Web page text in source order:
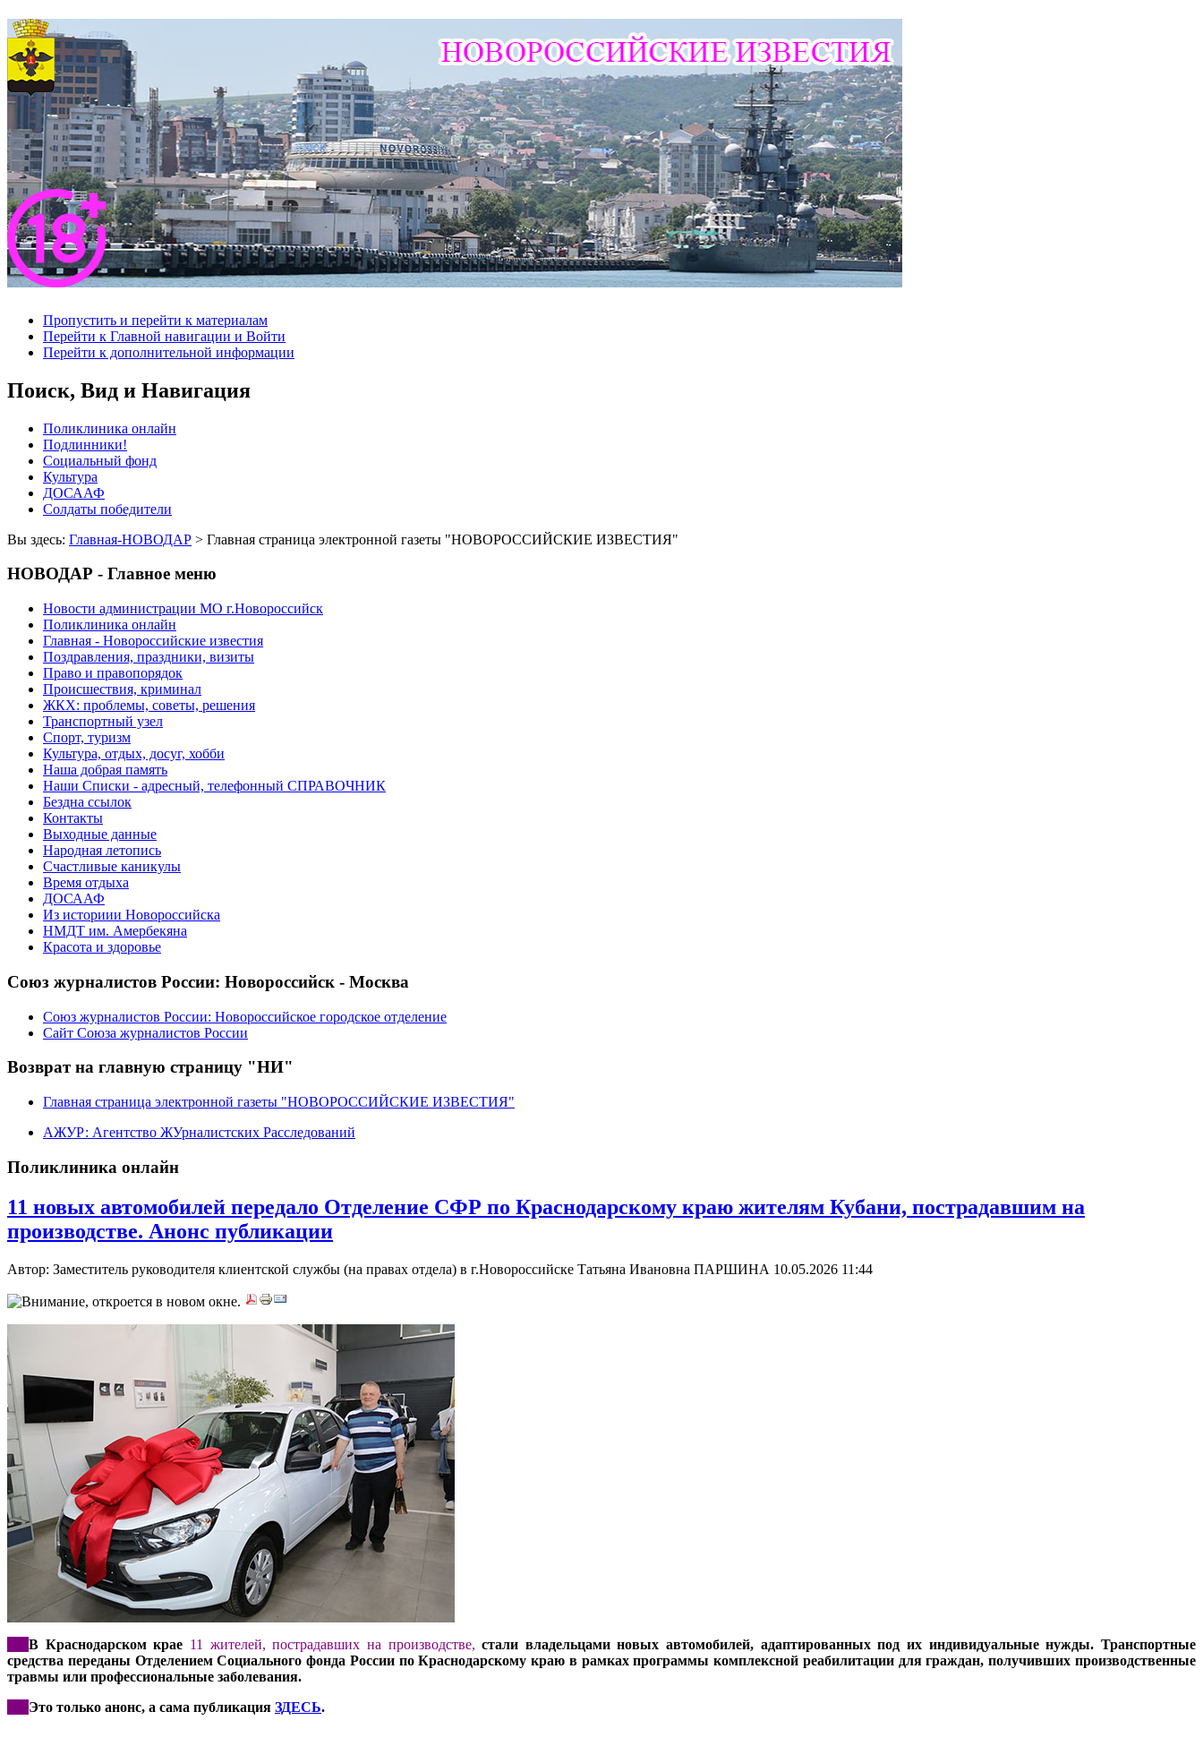
Пропустить и перейти к материалам
Перейти к Главной навигации и Войти
Перейти к дополнительной информации
Поиск, Вид и Навигация
Поликлиника онлайн
Подлинники!
Социальный фонд
Культура
ДОСААФ
Солдаты победители
Вы здесь: Главная-НОВОДАР > Главная страница электронной газеты "НОВОРОССИЙСКИЕ ИЗВЕСТИЯ"
НОВОДАР - Главное меню
Новости администрации МО г.Новороссийск
Поликлиника онлайн
Главная - Новороссийские известия
Поздравления, праздники, визиты
Право и правопорядок
Происшествия, криминал
ЖКХ: проблемы, советы, решения
Транспортный узел
Спорт, туризм
Культура, отдых, досуг, хобби
Наша добрая память
Наши Списки - адресный, телефонный СПРАВОЧНИК
Бездна ссылок
Контакты
Выходные данные
Народная летопись
Счастливые каникулы
Время отдыха
ДОСААФ
Из историии Новороссийска
НМДТ им. Амербекяна
Красота и здоровье
Союз журналистов России: Новороссийск - Москва
Союз журналистов России: Новороссийское городское отделение
Сайт Союза журналистов России
Возврат на главную страницу "НИ"
Главная страница электронной газеты "НОВОРОССИЙСКИЕ ИЗВЕСТИЯ"
АЖУР: Агентство ЖУрналистских Расследований
Поликлиника онлайн
11 новых автомобилей передало Отделение СФР по Краснодарскому краю жителям Кубани, пострадавшим на
производстве. Анонс публикации
Автор: Заместитель руководителя клиентской службы (на правах отдела) в г.Новороссийске Татьяна Ивановна ПАРШИНА 10.05.2026 11:44
В Краснодарском крае 11 жителей, пострадавших на производстве, стали владельцами новых автомобилей, адаптированных под их индивидуальные нужды. Транспортные
средства переданы Отделением Социального фонда России по Краснодарскому краю в рамках программы комплексной реабилитации для граждан, получивших производственные
травмы или профессиональные заболевания.
Это только анонс, а сама публикация ЗДЕСЬ.